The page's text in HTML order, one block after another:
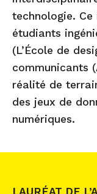
technologie.
étudiants
(L’École de
communicants
réalité de
des jeux de
numériques.
LAURÉAT DE